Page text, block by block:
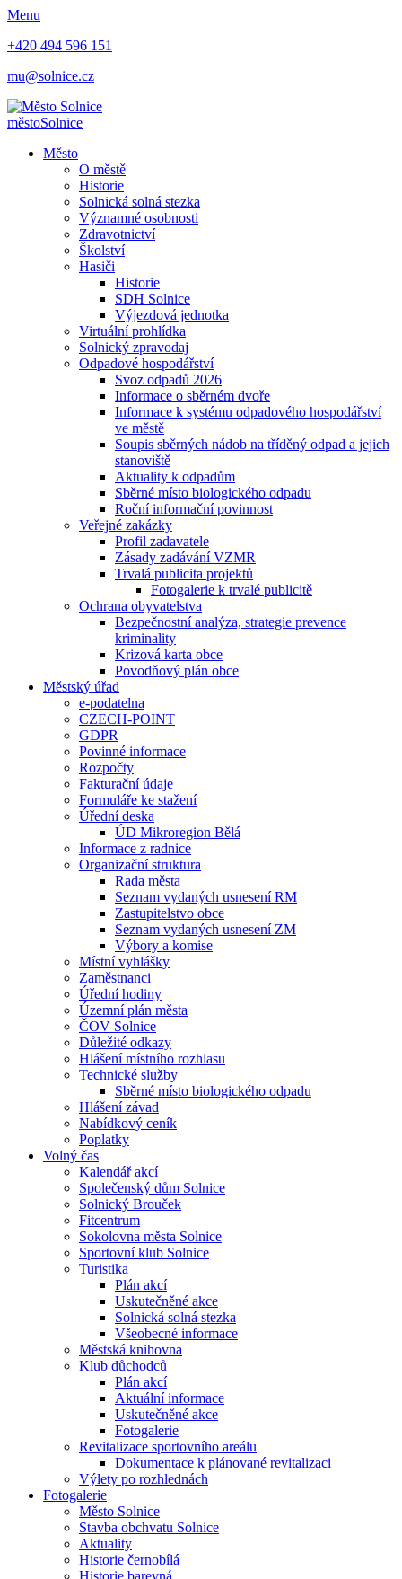
Menu
+420 494 596 151
mu@solnice.cz
městoSolnice
Město
O městě
Historie
Solnická solná stezka
Významné osobnosti
Zdravotnictví
Školství
Hasiči
Historie
SDH Solnice
Výjezdová jednotka
Virtuální prohlídka
Solnický zpravodaj
Odpadové hospodářství
Svoz odpadů 2026
Informace o sběrném dvoře
Informace k systému odpadového hospodářství
ve městě
Soupis sběrných nádob na tříděný odpad a jejich
stanoviště
Aktuality k odpadům
Sběrné místo biologického odpadu
Roční informační povinnost
Veřejné zakázky
Profil zadavatele
Zásady zadávání VZMR
Trvalá publicita projektů
Fotogalerie k trvalé publicitě
Ochrana obyvatelstva
Bezpečnostní analýza, strategie prevence
kriminality
Krizová karta obce
Povodňový plán obce
Městský úřad
e-podatelna
CZECH-POINT
GDPR
Povinné informace
Rozpočty
Fakturační údaje
Formuláře ke stažení
Úřední deska
ÚD Mikroregion Bělá
Informace z radnice
Organizační struktura
Rada města
Seznam vydaných usnesení RM
Zastupitelstvo obce
Seznam vydaných usnesení ZM
Výbory a komise
Místní vyhlášky
Zaměstnanci
Úřední hodiny
Územní plán města
ČOV Solnice
Důležité odkazy
Hlášení místního rozhlasu
Technické služby
Sběrné místo biologického odpadu
Hlášení závad
Nabídkový ceník
Poplatky
Volný čas
Kalendář akcí
Společenský dům Solnice
Solnický Brouček
Fitcentrum
Sokolovna města Solnice
Sportovní klub Solnice
Turistika
Plán akcí
Uskutečněné akce
Solnická solná stezka
Všeobecné informace
Městská knihovna
Klub důchodců
Plán akcí
Aktuální informace
Uskutečněné akce
Fotogalerie
Revitalizace sportovního areálu
Dokumentace k plánované revitalizaci
Výlety po rozhlednách
Fotogalerie
Město Solnice
Stavba obchvatu Solnice
Aktuality
Historie černobílá
Historie barevná